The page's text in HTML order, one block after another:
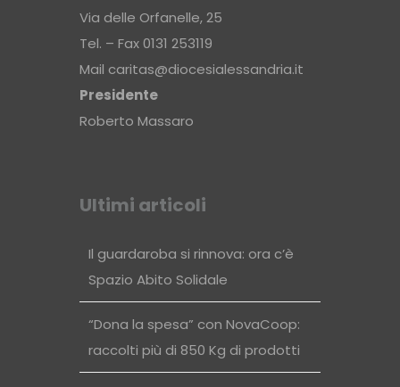
Via delle Orfanelle, 25
Tel. – Fax 0131 253119
Mail caritas@diocesialessandria.it
Presidente
Roberto Massaro
Ultimi articoli
Il guardaroba si rinnova: ora c’è
Spazio Abito Solidale
“Dona la spesa” con NovaCoop:
raccolti più di 850 Kg di prodotti